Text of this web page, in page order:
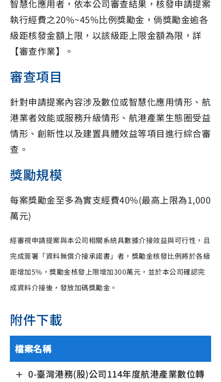
智慧化應用者，依本公司審查結果，核發申請提案
執行經費之20%~45%比例獎勵金，倘獎勵金逾各
級距核發金額上限，以該級距上限金額為限，詳
【審查作業】。
審查項目
針對申請提案內容涉及數位或智慧化應用情形、航
港業者效能或服務升級情形、航港產業生態圈受益
情形、創新性以及建置具體效益等項目進行綜合審
查。
獎勵規模
每案獎勵金至多為實支經費40%(最高上限為1,000
萬元)
經審視申請提案與本公司相關系統具數據介接效益與可行性，且
完成簽署「資料無償介接承諾書」者，獎勵金核發比例將於各級
距增加5%，獎勵金核發上限增加300萬元，並於本公司確認完
成資料介接後，發放加碼獎勵金。
附件下載
檔案名稱
0-臺灣港務(股)公司114年度航港產業數位轉